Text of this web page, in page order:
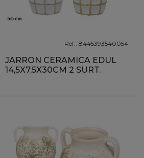
Ref.: 8445393540054
JARRON CERAMICA EDUL
14,5X7,5X30CM 2 SURT.